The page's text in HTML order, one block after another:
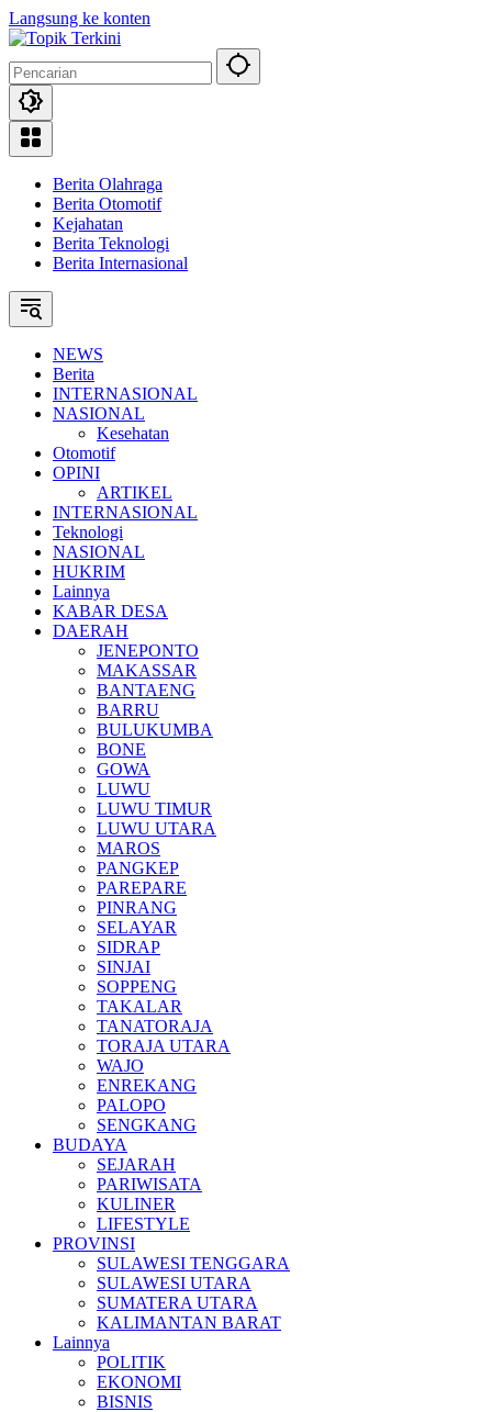
Langsung ke konten
Berita Olahraga
Berita Otomotif
Kejahatan
Berita Teknologi
Berita Internasional
NEWS
Berita
INTERNASIONAL
NASIONAL
Kesehatan
Otomotif
OPINI
ARTIKEL
INTERNASIONAL
Teknologi
NASIONAL
HUKRIM
Lainnya
KABAR DESA
DAERAH
JENEPONTO
MAKASSAR
BANTAENG
BARRU
BULUKUMBA
BONE
GOWA
LUWU
LUWU TIMUR
LUWU UTARA
MAROS
PANGKEP
PAREPARE
PINRANG
SELAYAR
SIDRAP
SINJAI
SOPPENG
TAKALAR
TANATORAJA
TORAJA UTARA
WAJO
ENREKANG
PALOPO
SENGKANG
BUDAYA
SEJARAH
PARIWISATA
KULINER
LIFESTYLE
PROVINSI
SULAWESI TENGGARA
SULAWESI UTARA
SUMATERA UTARA
KALIMANTAN BARAT
Lainnya
POLITIK
EKONOMI
BISNIS